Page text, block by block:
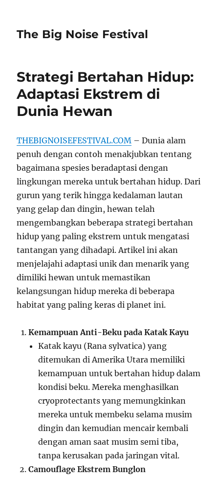
The Big Noise Festival
Strategi Bertahan Hidup:
Adaptasi Ekstrem di
Dunia Hewan
THEBIGNOISEFESTIVAL.COM – Dunia alam
penuh dengan contoh menakjubkan tentang
bagaimana spesies beradaptasi dengan
lingkungan mereka untuk bertahan hidup. Dari
gurun yang terik hingga kedalaman lautan
yang gelap dan dingin, hewan telah
mengembangkan beberapa strategi bertahan
hidup yang paling ekstrem untuk mengatasi
tantangan yang dihadapi. Artikel ini akan
menjelajahi adaptasi unik dan menarik yang
dimiliki hewan untuk memastikan
kelangsungan hidup mereka di beberapa
habitat yang paling keras di planet ini.
Kemampuan Anti-Beku pada Katak Kayu
Katak kayu (Rana sylvatica) yang
ditemukan di Amerika Utara memiliki
kemampuan untuk bertahan hidup dalam
kondisi beku. Mereka menghasilkan
cryoprotectants yang memungkinkan
mereka untuk membeku selama musim
dingin dan kemudian mencair kembali
dengan aman saat musim semi tiba,
tanpa kerusakan pada jaringan vital.
Camouflage Ekstrem Bunglon